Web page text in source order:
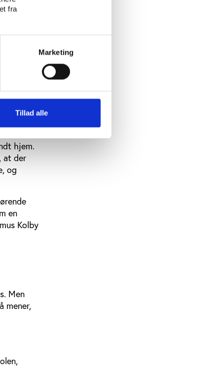
fra
Marketing
Tillad alle
skar
helt
til
periode.
hjem.
at der
og
en
Kolby
Men
mener,